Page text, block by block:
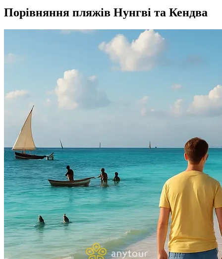
Порівняння пляжів Нунгві та Кендва